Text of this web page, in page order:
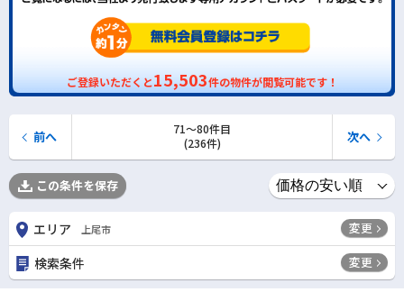
ご登録いただくと15,503件の物件が閲覧可能です！
71〜80件目
(236件)
前へ 次へ
この条件を保存
エリア 上尾市 変更
検索条件 変更